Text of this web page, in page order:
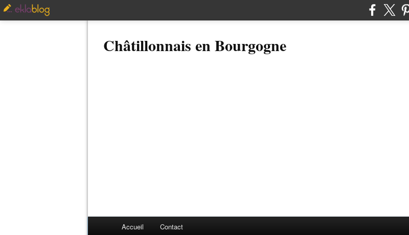
Châtillonnais en Bourgogne
Accueil Contact